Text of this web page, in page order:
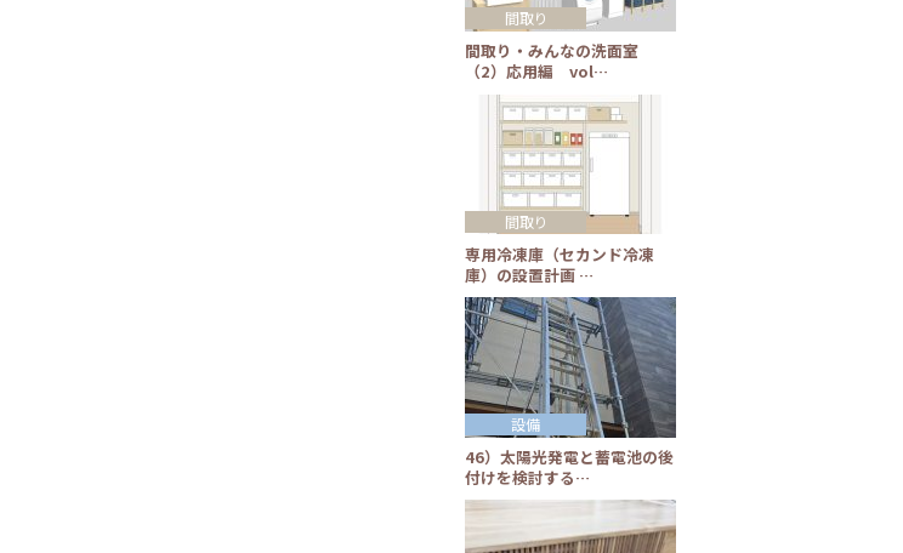
間取り・みんなの洗面室
（2）応用編 vol…
間取り
専用冷凍庫（セカンド冷凍
庫）の設置計画 …
間取り
46）太陽光発電と蓄電池の後
付けを検討する…
設備